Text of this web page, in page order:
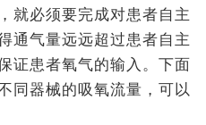
就必须要完成对患者自主
通气量远远超过患者自主
证患者氧气的输入。下面
同器械的吸氧流量，可以